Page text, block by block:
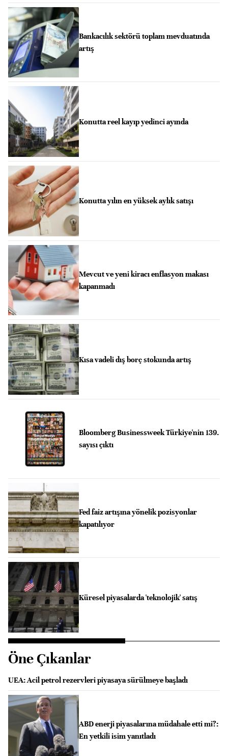
Bankacılık sektörü toplam mevduatında
artış
Konutta reel kayıp yedinci ayında
Konutta yılın en yüksek aylık satışı
Mevcut ve yeni kiracı enflasyon makası
kapanmadı
Kısa vadeli dış borç stokunda artış
Bloomberg Businessweek Türkiye'nin 139.
sayısı çıktı
Fed faiz artışına yönelik pozisyonlar
kapatılıyor
Küresel piyasalarda 'teknolojik' satış
Öne Çıkanlar
UEA: Acil petrol rezervleri piyasaya sürülmeye başladı
ABD enerji piyasalarına müdahale etti mi?:
En yetkili isim yanıtladı